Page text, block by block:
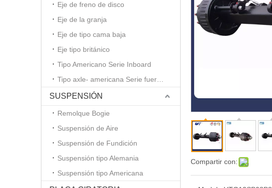
Eje de freno de disco
Eje de la granja
Eje de tipo cama baja
Eje tipo británico
Tipo Americano Serie Inboard
SUSPENSIÓN
Remolque Bogie
Suspensión de Aire
Suspensión de Fundición
Suspensión tipo Alemania
Suspensión tipo Americana
Compartir con: